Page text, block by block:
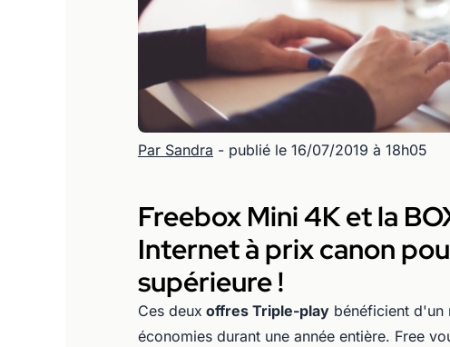
Par Sandra - publié le 16/07/2019 à 18h05
Freebox Mini 4K et la
Internet à prix canon
supérieure !
Ces deux offres Triple-play bénéficient d'un
économies durant une année entière. Free